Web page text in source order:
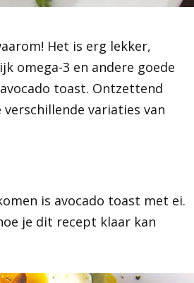
Het is erg lekker,
omega-3 en andere goede
toast. Ontzettend
variaties van
is avocado toast met ei.
je dit recept klaar kan